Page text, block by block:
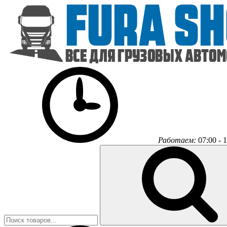
Работаем: 07:00 -